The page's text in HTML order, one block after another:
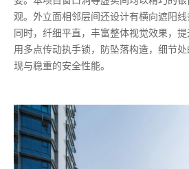
观。外立面相邻层间还设计有横向遮阳
同时，纤细平直，丰富整体视觉效果，
用多点传动执手锁，防坠落构造，细节
现与稳重的安全性能。